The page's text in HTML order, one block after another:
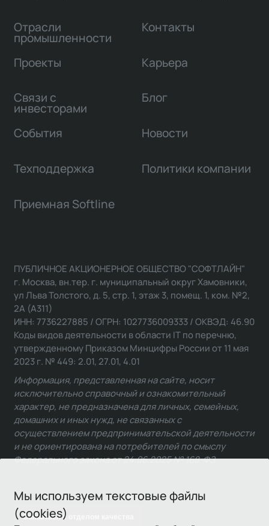
Мы используем текстовые файлы
(cookies)
Отрасли
промышленности
Проекты
Связи с
инвесторами
Контакты
Карьера
Блог
События Новости
Техподдержка Политики компании
Приемная Softline
Связаться с отделом качества
ПУБЛИЧНОЕ АКЦИОНЕРНОЕ ОБЩЕСТВО "СОФТЛАЙН"
г. Москва, вн.тер. г. муниципальный округ Хамовники,
ул Льва Толстого, д. 5, стр. 1, этаж 3, помещ. 1, ком. №2,
2А (А311)
ИНН: 7736227885 / ОГРН: 1027736009333 / ОКВЭД: 46.90
Коды видов деятельности в области IT по перечню,
утвержденному Приказом Минцифры России от 11 мая
2023 г. № 449: 2.01, 27.01, 4.01
Информация, представленная на сайте, носит
исключительно справочный и ознакомительный
характер, не предназначена для личных, семейных,
домашних и иных нужд, не связанных с
осуществлением предпринимательской деятельности
и не ориентирована на потребителей по смыслу
Федерального закона от 24.06.2025 № 168-ФЗ.